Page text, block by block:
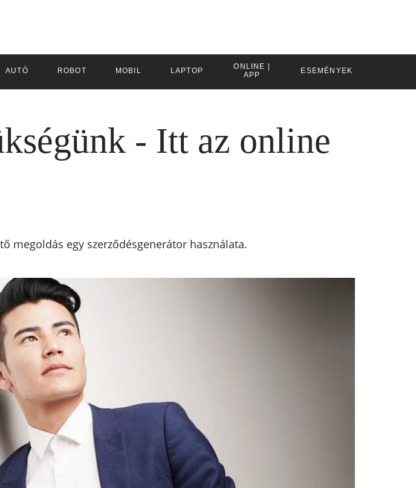
AUTÓ ROBOT MOBIL LAPTOP
ONLINE |
APP
ESEMÉNYEK
- Itt az online
megoldás egy szerződésgenerátor használata.